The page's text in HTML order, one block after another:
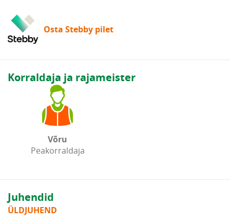
Osta Stebby pilet
Korraldaja ja rajameister
Võru
Peakorraldaja
Juhendid
ÜLDJUHEND